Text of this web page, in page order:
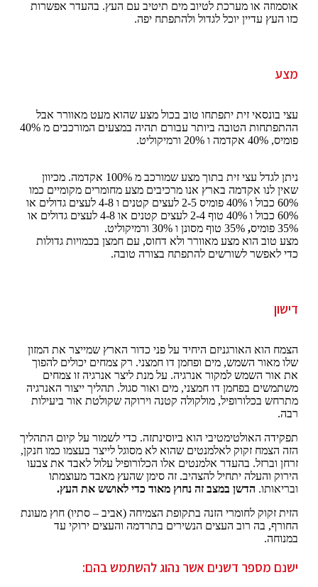
אוסמוזה או מערכת לטיוב מים תיטיב עם העץ. בהעדר אפשרות
כזו העץ עדיין יוכל לגדול ולהתפתח יפה.
מצע
עצי בונסאי זית יתפתחו טוב בכול מצע שהוא מעט מאוורר אבל
ההתפתחות הטובה ביותר עבורם תהיה במצעים המורכבים מ 40%
פומיס, 40% אקדמה ו 20% ורמיקוליט.
ניתן לגדל עצי זית בתוך מצע שמורכב מ 100% אקדמה. מכיוון
שאין לנו אקדמה בארץ אנו מרכיבים מצע מחומרים מקומיים כמו
60% כבול ו 40% פומיס 2-5 לעצים קטנים ו 4-8 לעצים גדולים או
60% כבול ו 40% טוף 2-4 לעצים קטנים או 4-8 לעצים גדולים או
35% פומיס
, 35% טוף מסונן ו 30% ורמיקוליט.
מצע טוב הוא מצע מאוורר ולא דחוס, עם חמצן בכמויות גדולות
כדי לאפשר לשורשים להתפתח בצורה טובה.
דישון
הצמח הוא האורגניזם היחיד על פני כדור הארץ שמייצר את המזון
שלו מאור השמש, מים ופחמן דו חמצני. רק צמחים יכולים להפוך
את אור השמש למקור אנרגיה. על מנת ליצר אנרגיה זו צמחים
משתמשים בפחמן דו חמצני, מים ואור סגול. תהליך ייצור האנרגיה
מתרחש בכלורופיל, מולקולה קטנה וירוקה שקולטת אור ביעילות
רבה.
תפקידה האולטימטיבי הוא ביוסינתזה. כדי לשמור על קיום התהליך
הזה הצמח זקוק לאלמנטים שהוא לא מסוגל לייצר בעצמו כמו חנקן,
זרחן וברזל. בהעדר אלמנטים אלו הכלורופיל עלול לאבד את צבעו
הירוק והעלה יתחיל להצהיב. זה סימן שהעץ מאבד מעוצמתו
ובריאותו. הדשן במצב זה נחוץ מאוד כדי לאושש את העץ.
הזית זקוק לחומרי הזנה בתקופת הצמיחה (אביב – סתיו) חוץ מעונת
החורף, בה רוב העצים הנשירים בתרדמה והעצים ירוקי עד
במנוחה.
ישנם מספר דשנים אשר נהוג להשתמש בהם: